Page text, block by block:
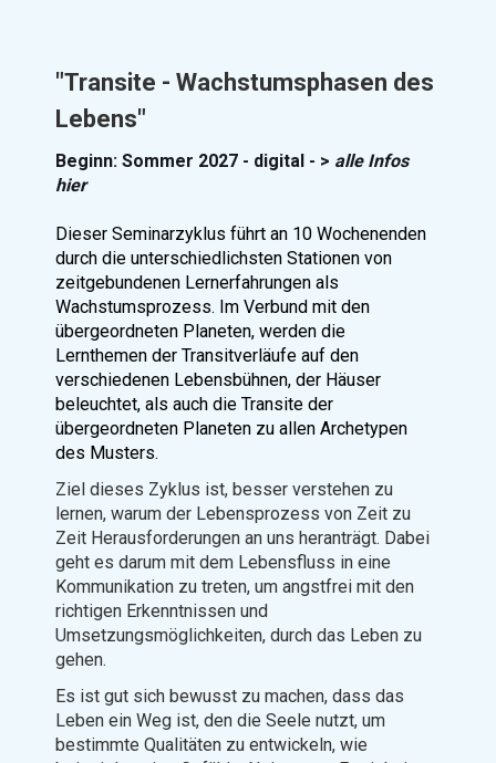
"Transite - Wachstumsphasen des
Lebens"
Beginn: Sommer 2027 - digital - > alle Infos
hier
Dieser Seminarzyklus führt an 10 Wochenenden
durch die unterschiedlichsten Stationen von
zeitgebundenen Lernerfahrungen als
Wachstumsprozess. Im Verbund mit den
übergeordneten Planeten, werden die
Lernthemen der Transitverläufe auf den
verschiedenen Lebensbühnen, der Häuser
beleuchtet, als auch die Transite der
übergeordneten Planeten zu allen Archetypen
des Musters.
Ziel dieses Zyklus ist, besser verstehen zu
lernen, warum der Lebensprozess von Zeit zu
Zeit Herausforderungen an uns heranträgt. Dabei
geht es darum mit dem Lebensfluss in eine
Kommunikation zu treten, um angstfrei mit den
richtigen Erkenntnissen und
Umsetzungsmöglichkeiten, durch das Leben zu
gehen.
Es ist gut sich bewusst zu machen, dass das
Leben ein Weg ist, den die Seele nutzt, um
bestimmte Qualitäten zu entwickeln, wie